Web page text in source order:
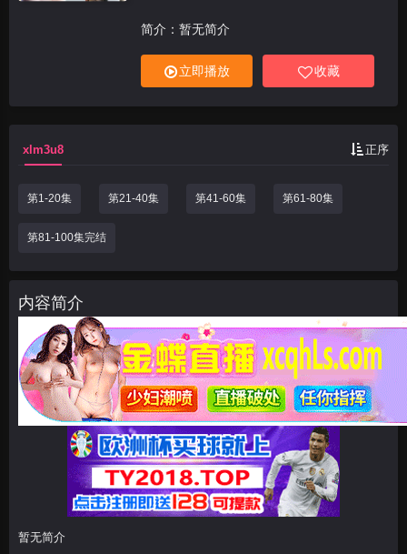
简介：暂无简介
立即播放 收藏
xlm3u8 正序
第1-20集 第21-40集 第41-60集 第61-80集
第81-100集完结
内容简介
暂无简介